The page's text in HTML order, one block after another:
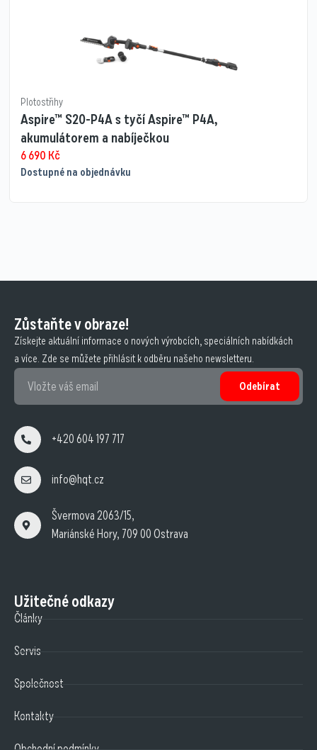
Plotostřihy
Aspire™ S20-P4A s tyčí Aspire™ P4A,
akumulátorem a nabíječkou
6 690 Kč
Dostupné na objednávku
Zůstaňte v obraze!
Získejte aktuální informace o nových výrobcích, speciálních nabídkách
a více. Zde se můžete přihlásit k odběru našeho newsletteru.
Odebírat
+420 604 197 717
info@hqt.cz
Švermova 2063/15,
Mariánské Hory, 709 00 Ostrava
Užitečné odkazy
Články
Servis
Společnost
Kontakty